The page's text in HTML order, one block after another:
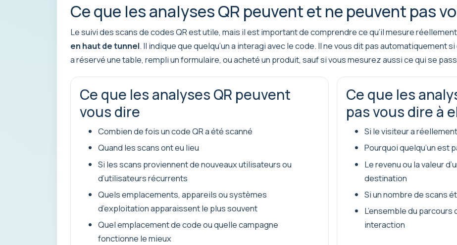
Ce que les analyses QR peuvent et ne peuvent pas
Le suivi des scans de codes QR est utile, mais il est important de comprendre ce qu’il mesure
en haut de tunnel. Il indique que quelqu’un a interagi avec le code. Il ne vous dit pas automatiquement
a réservé une table, rempli un formulaire, ou acheté un produit, sauf si vous mesurez aussi ce qui se
Ce que les analyses QR peuvent
vous dire
Combien de fois un code QR a été scanné
Quand les scans ont eu lieu
Si les scans proviennent de nouveaux utilisateurs ou
d’utilisateurs récurrents
Quels emplacements, appareils ou systèmes
d’exploitation apparaissent le plus souvent
Quel emplacement de code ou quelle campagne
fonctionne le mieux
Ce que les
pas vous dire à
Si le visiteur a
Pourquoi quelqu’un est
Le revenu ou la valeur
destination
Si un nombre de scans
L’ensemble du
interaction